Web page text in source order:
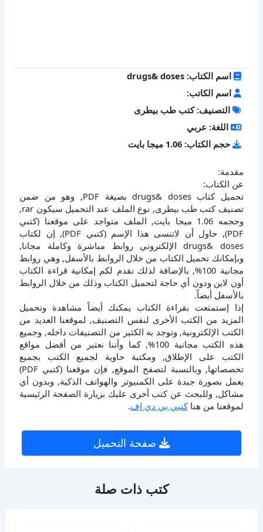
اسم الكتاب: drugs& doses
اسم الكاتب:
التصنيف: كتب طب بيطرى
اللغة: عربي
حجم الكتاب: 1.06 ميجا بايت
مقدمة:
عن الكتاب:
تحميل كتاب drugs& doses بصيغة PDF, وهو من ضمن
تصنيف كتب طب بيطرى, نوع الملف عند التحميل سيكون rar,
وحجمه 1.06 ميجا بايت, الملف متواجد على موقعنا (كتبي
PDF), حاول أن لاتنسى هذا الإسم (كتبي PDF), إن لكتاب
drugs& doses الإلكتروني روابط مباشرة وكاملة مجانا,
وبإمكانك تحميل الكتاب من خلال الروابط بالأسفل, وهي روابط
مجانية 100%, بالإضافة لذلك نقدم لكم إمكانية قراءة الكتاب
أون لاين ودون أي حاجة لتحميل الكتاب وذلك من خلال الروابط
بالأسفل أيضاً.
إذا إستمتعت بقراءة الكتاب يمكنك أيضاً مشاهدة وتحميل
المزيد من الكتب الأخرى لنفس التصنيف, لموقعنا العديد من
الكتب الإلكترونية, وتوجد به الكثير من التصنيفات داخله, وجميع
هذه الكتب مجانية 100%, كما وأننا نعتبر من أفضل مواقع
الكتب على الإطلاق, ومكتبة حاوية لجميع الكتب بجميع
تخصصاتها, وبالنسبة لتصفح الموقع, فإن موقعنا (كتبي PDF)
يعمل بصورة جيدة على الكمبيوتر والهواتف الذكية, وبدون أي
مشاكل, وللبحث عن كتب أخرى عليك بزيارة الصفحة الرئيسية
لموقعنا من هناكتبي بي دي إف.
صفحة التحميل
كتب ذات صلة